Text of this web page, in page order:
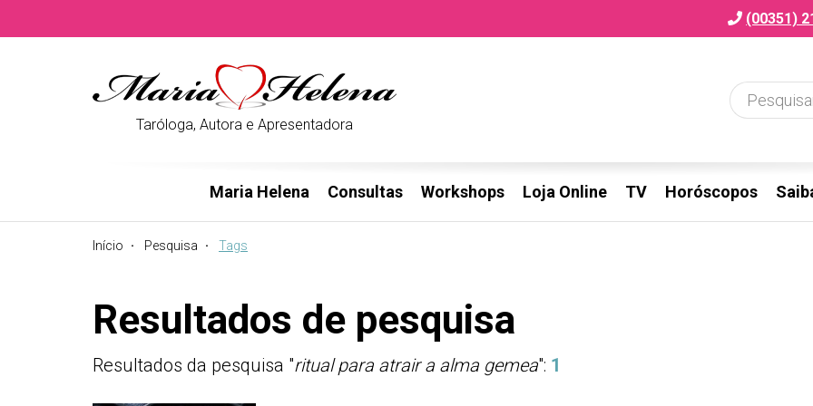
(00351)
Taróloga, Autora e Apresentadora
Maria Helena Consultas Workshops Loja Online TV Horóscopos
Início Pesquisa Tags
Resultados de pesquisa
Resultados da pesquisa "ritual para atrair a alma gemea": 1